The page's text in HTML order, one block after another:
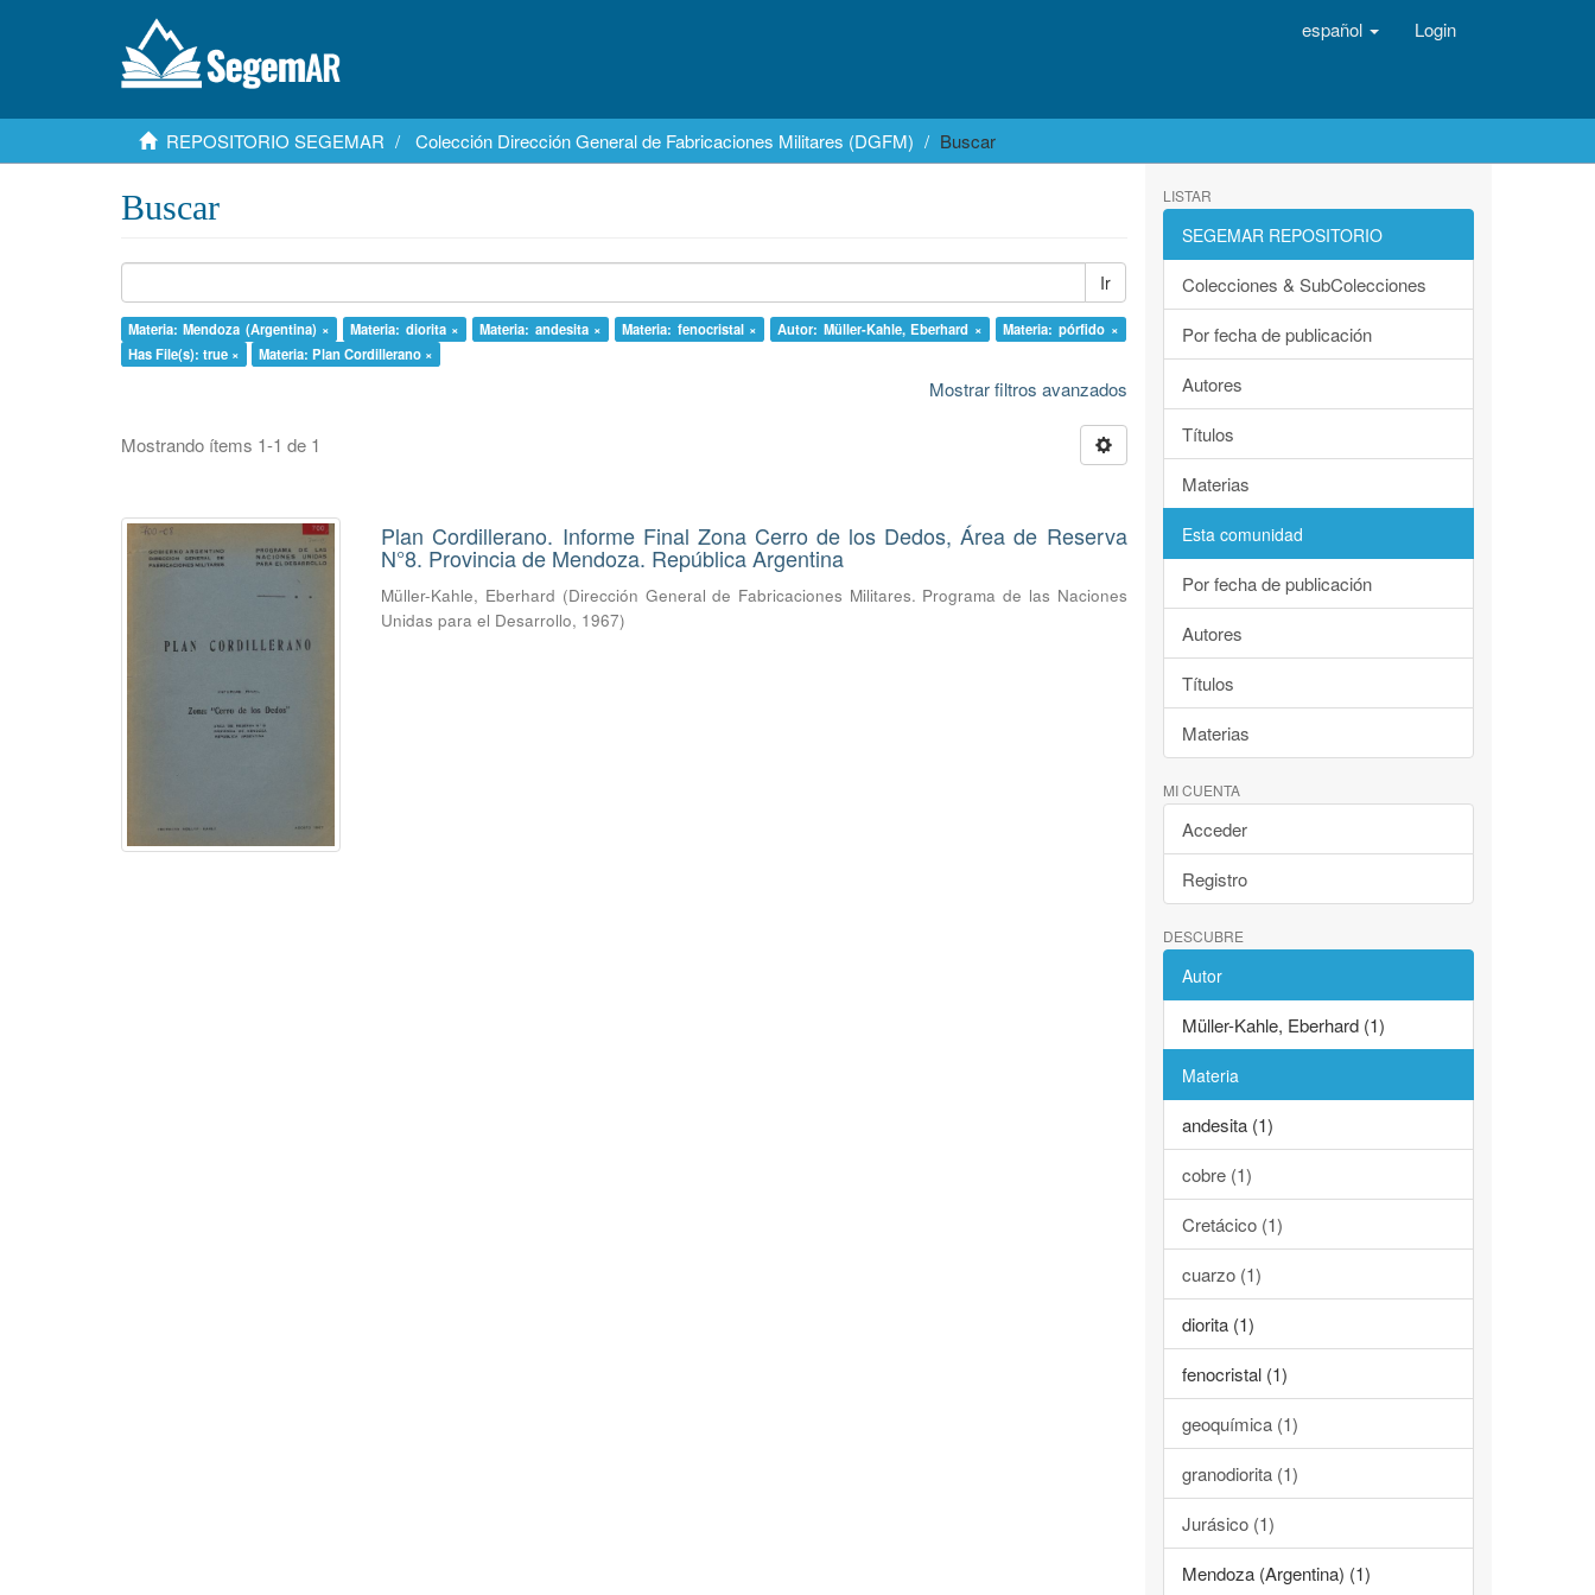
español Login
REPOSITORIO SEGEMAR Colección Dirección General de Fabricaciones Militares (DGFM) Buscar
Buscar
Ir
Materia: Mendoza (Argentina) × Materia: diorita × Materia: andesita × Materia: fenocristal × Autor: Müller-Kahle, Eberhard ×
Materia: pórfido ×
Has File(s): true ×
Materia: Plan Cordillerano ×
Mostrar filtros avanzados
Mostrando ítems 1-1 de 1
Plan Cordillerano. Informe Final Zona Cerro de los Dedos, Área de Reserva
N°8. Provincia de Mendoza. República Argentina
Müller-Kahle, Eberhard (Dirección General de Fabricaciones Militares. Programa de las Naciones
Unidas para el Desarrollo, 1967)
LISTAR
SEGEMAR REPOSITORIO
Colecciones & SubColecciones
Por fecha de publicación
Autores
Títulos
Materias
Esta comunidad
Por fecha de publicación
Autores
Títulos
Materias
MI CUENTA
Acceder
Registro
DESCUBRE
Autor
Müller-Kahle, Eberhard (1)
Materia
andesita (1)
cobre (1)
Cretácico (1)
cuarzo (1)
diorita (1)
fenocristal (1)
geoquímica (1)
granodiorita (1)
Jurásico (1)
Mendoza (Argentina) (1)